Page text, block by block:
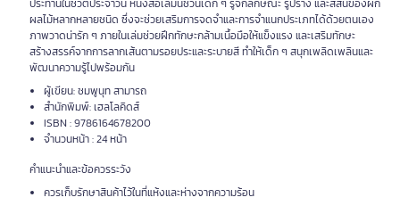
ประทานในชีวิตประจำวัน หนังสือเล่มนี้ชวนเด็ก ๆ รู้จักลักษณะ รูปร่าง และสีสันของผัก
ผลไม้หลากหลายชนิด ซึ่งจะช่วยเสริมการจดจำและการจำแนกประเภทได้ด้วยตนเอง
ภาพวาดน่ารัก ๆ ภายในเล่มช่วยฝึกทักษะกล้ามเนื้อมือให้แข็งแรง และเสริมทักษะ
สร้างสรรค์จากการลากเส้นตามรอยประและระบายสี ทำให้เด็ก ๆ สนุกเพลิดเพลินและ
พัฒนาความรู้ไปพร้อมกัน
ผู้เขียน: ชมพูนุท สามารถ
สำนักพิมพ์: เฮลโลคิดส์
ISBN : 9786164678200
จำนวนหน้า : 24 หน้า
คำแนะนำและข้อควรระวัง
ควรเก็บรักษาสินค้าไว้ในที่แห้งและห่างจากความร้อน